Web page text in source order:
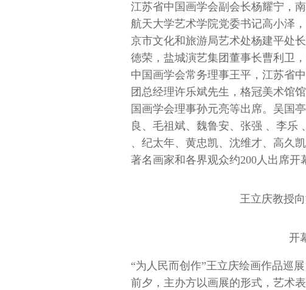
江苏省中国画学会副会长杨耀宁，
航天大学艺术学院党委书记高小泽
京市文化和旅游局艺术处杨建平处
徳荣，盐城演艺集团董事长曹利卫
中国画学会常务理事王平，江苏省
团总经理许乐斌先生，格冠美术馆
国画学会理事孙元亮等出席。吴国
良、毛祖斌、魏鲁安、张强 、李乐
、纪太年、黄忠凯、沈维才、高久
著名画家和各界观众约200人出席开
王立庆教授
开
“为人民而创作”王立庆绘画作品巡
前夕，主办方以画展的形式，艺术